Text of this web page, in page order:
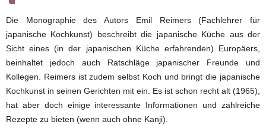
Die Monographie des Autors Emil Reimers (Fachlehrer für
japanische Kochkunst) beschreibt die japanische Küche aus der
Sicht eines (in der japanischen Küche erfahrenden) Europäers,
beinhaltet jedoch auch Ratschläge japanischer Freunde und
Kollegen. Reimers ist zudem selbst Koch und bringt die japanische
Kochkunst in seinen Gerichten mit ein. Es ist schon recht alt (1965),
hat aber doch einige interessante Informationen und zahlreiche
Rezepte zu bieten (wenn auch ohne Kanji).